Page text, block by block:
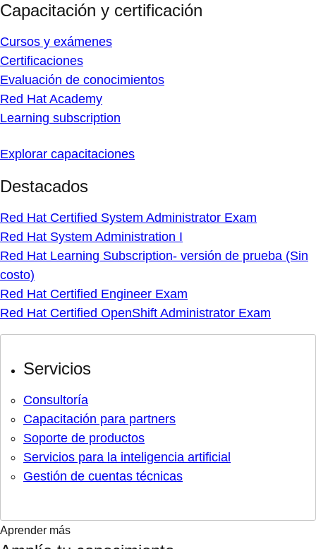
Capacitación y certificación
Cursos y exámenes
Certificaciones
Evaluación de conocimientos
Red Hat Academy
Learning subscription
Explorar capacitaciones
Destacados
Red Hat Certified System Administrator Exam
Red Hat System Administration I
Red Hat Learning Subscription- versión de prueba (Sin
costo)
Red Hat Certified Engineer Exam
Red Hat Certified OpenShift Administrator Exam
Servicios
Consultoría
Capacitación para partners
Soporte de productos
Servicios para la inteligencia artificial
Gestión de cuentas técnicas
Aprender más